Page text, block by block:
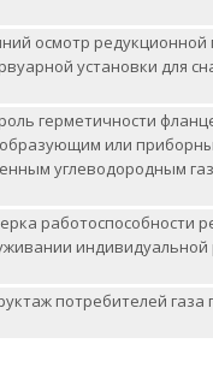
осмотр редукционной
установки для
герметичности
или
углеводородным
работоспособности
потребителей